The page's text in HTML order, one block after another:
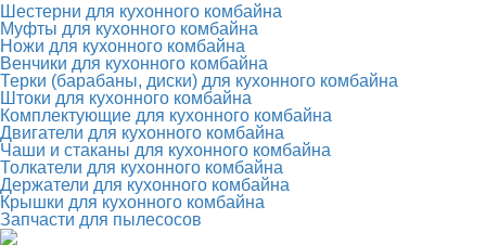
Шестерни для кухонного комбайна
Муфты для кухонного комбайна
Ножи для кухонного комбайна
Венчики для кухонного комбайна
Терки (барабаны, диски) для кухонного комбайна
Штоки для кухонного комбайна
Комплектующие для кухонного комбайна
Двигатели для кухонного комбайна
Чаши и стаканы для кухонного комбайна
Толкатели для кухонного комбайна
Держатели для кухонного комбайна
Крышки для кухонного комбайна
Запчасти для пылесосов